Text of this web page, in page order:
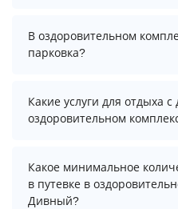
Да. Всего на территории
комплекса Дивный
менеджера.
В оздоровительном
парковка?
В оздоровительном
уточните информацию
Какие услуги для отдыха с
оздоровительном
Для детей в
работает детская
детская кроватка. Также
Какое минимальное
в путевке в
Дивный?